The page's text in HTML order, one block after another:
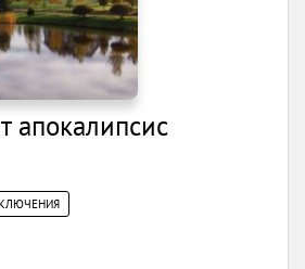
апокалипсис